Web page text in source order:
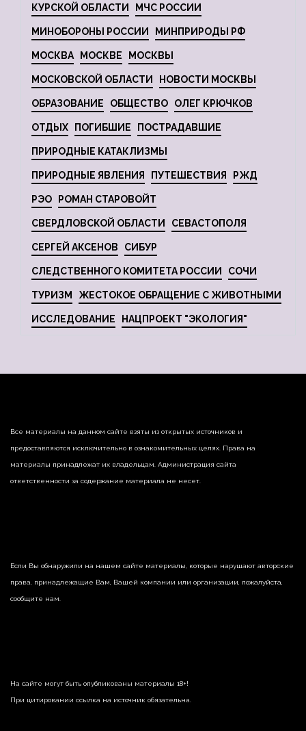
КУРСКОЙ ОБЛАСТИ МЧС РОССИИ
МИНОБОРОНЫ РОССИИ МИНПРИРОДЫ РФ
МОСКВА МОСКВЕ МОСКВЫ
МОСКОВСКОЙ ОБЛАСТИ НОВОСТИ МОСКВЫ
ОБРАЗОВАНИЕ ОБЩЕСТВО ОЛЕГ КРЮЧКОВ
ОТДЫХ ПОГИБШИЕ ПОСТРАДАВШИЕ
ПРИРОДНЫЕ КАТАКЛИЗМЫ
ПРИРОДНЫЕ ЯВЛЕНИЯ ПУТЕШЕСТВИЯ РЖД
РЭО РОМАН СТАРОВОЙТ
СВЕРДЛОВСКОЙ ОБЛАСТИ СЕВАСТОПОЛЯ
СЕРГЕЙ АКСЕНОВ СИБУР
СЛЕДСТВЕННОГО КОМИТЕТА РОССИИ СОЧИ
ТУРИЗМ ЖЕСТОКОЕ ОБРАЩЕНИЕ С ЖИВОТНЫМИ
ИССЛЕДОВАНИЕ НАЦПРОЕКТ "ЭКОЛОГИЯ"
Все материалы на данном сайте взяты из открытых источников и
предоставляются исключительно в ознакомительных целях. Права на
материалы принадлежат их владельцам. Администрация сайта
ответственности за содержание материала не несет.
Если Вы обнаружили на нашем сайте материалы, которые нарушают авторские
права, принадлежащие Вам, Вашей компании или организации, пожалуйста,
сообщите нам.
На сайте могут быть опубликованы материалы 18+!
При цитировании ссылка на источник обязательна.